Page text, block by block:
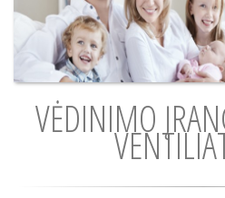
VĖDINIMO